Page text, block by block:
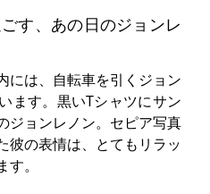
す、あの日のジョンレ
には、自転車を引くジョン
ます。黒いTシャツにサン
ジョンレノン。セピア写真
彼の表情は、とてもリラッ
。